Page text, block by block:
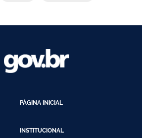
PÁGINA INICIAL
INSTITUCIONAL